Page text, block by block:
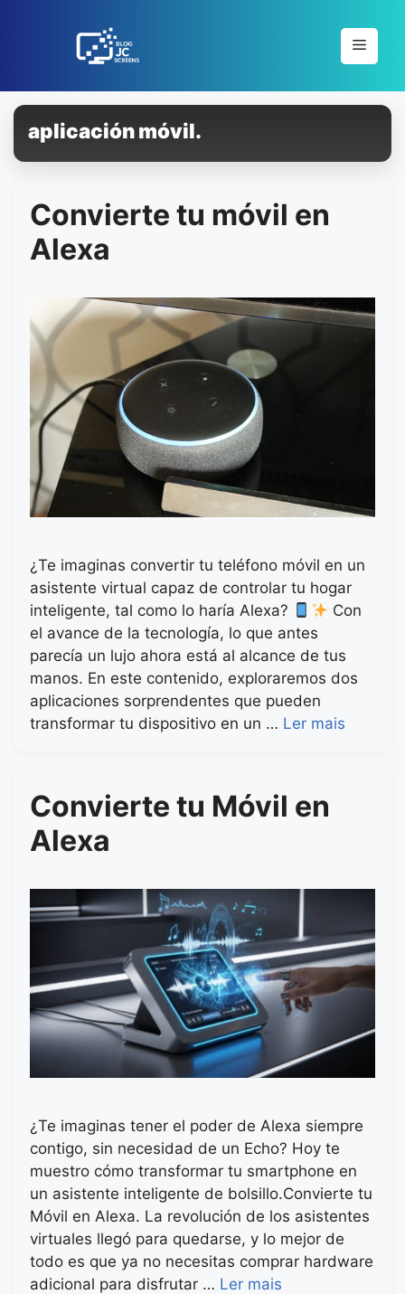
Menu
aplicación móvil.
Convierte tu móvil en
Alexa
¿Te imaginas convertir tu teléfono móvil en un
asistente virtual capaz de controlar tu hogar
inteligente, tal como lo haría Alexa?
Con
el avance de la tecnología, lo que antes
parecía un lujo ahora está al alcance de tus
manos. En este contenido, exploraremos dos
aplicaciones sorprendentes que pueden
transformar tu dispositivo en un … Ler mais
Convierte tu Móvil en
Alexa
¿Te imaginas tener el poder de Alexa siempre
contigo, sin necesidad de un Echo? Hoy te
muestro cómo transformar tu smartphone en
un asistente inteligente de bolsillo.Convierte tu
Móvil en Alexa. La revolución de los asistentes
virtuales llegó para quedarse, y lo mejor de
todo es que ya no necesitas comprar hardware
adicional para disfrutar … Ler mais